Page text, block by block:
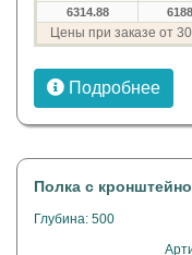
6314.88
Цены при заказе от
Подробнее
Полка с
Глубина: 500